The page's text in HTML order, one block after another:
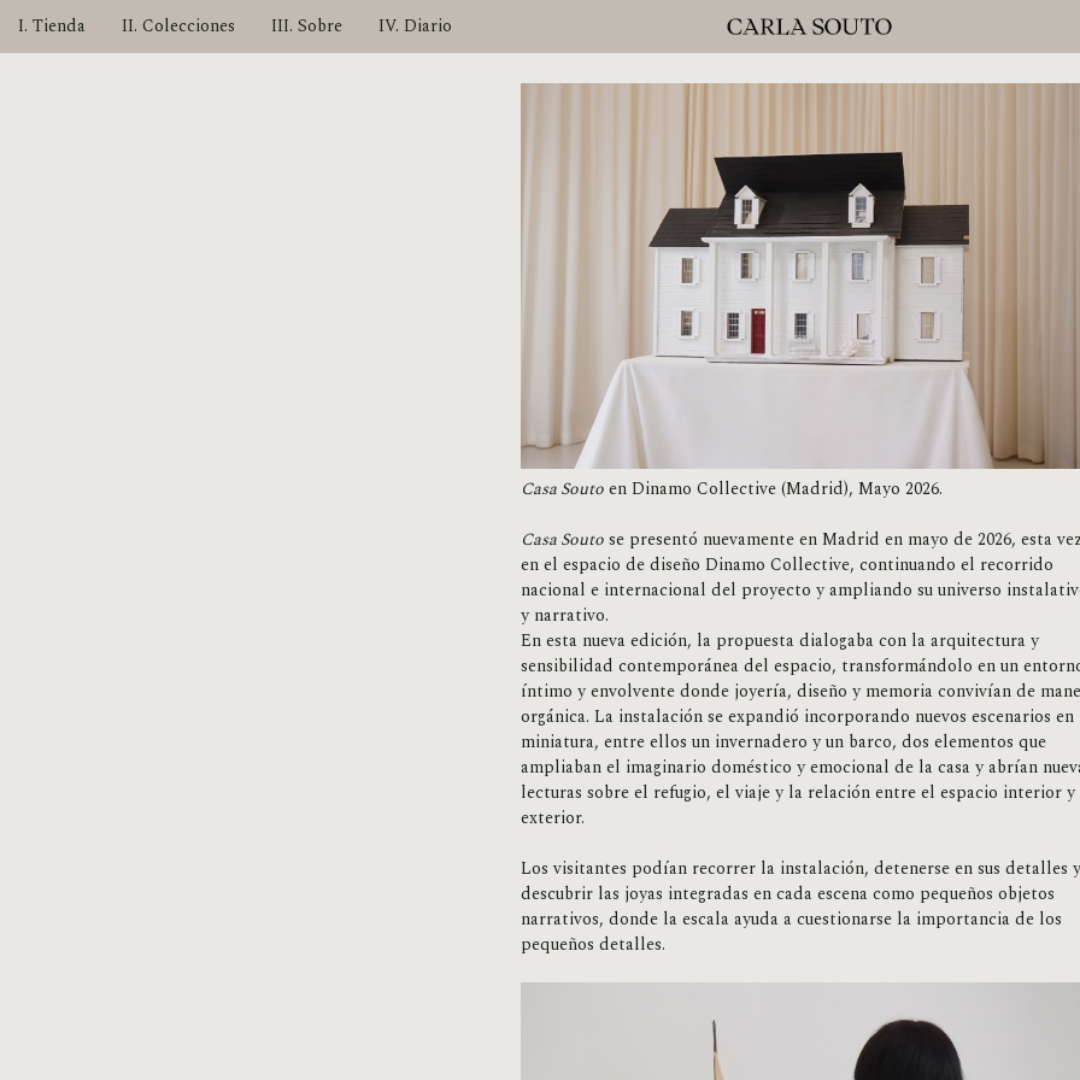
I. Tienda II. Colecciones III. Sobre IV. Diario
Casa Soutoen Dinamo Collective (Madrid), Mayo 2026.
Casa Soutose presentó nuevamente en Madrid en mayo de 2026, esta vez
en el espacio de diseño Dinamo Collective, continuando el recorrido
nacional e internacional del proyecto y ampliando su universo
y narrativo.
En esta nueva edición, la propuesta dialogaba con la arquitectura y
sensibilidad contemporánea del espacio, transformándolo en un
íntimo y envolvente donde joyería, diseño y memoria convivían de
orgánica. La instalación se expandió incorporando nuevos escenarios en
miniatura, entre ellos un invernadero y un barco, dos elementos que
ampliaban el imaginario doméstico y emocional de la casa y abrían
lecturas sobre el refugio, el viaje y la relación entre el espacio interior y
exterior.
Los visitantes podían recorrer la instalación, detenerse en sus detalles y
descubrir las joyas integradas en cada escena como pequeños objetos
narrativos, donde la escala ayuda a cuestionarse la importancia de los
pequeños detalles.